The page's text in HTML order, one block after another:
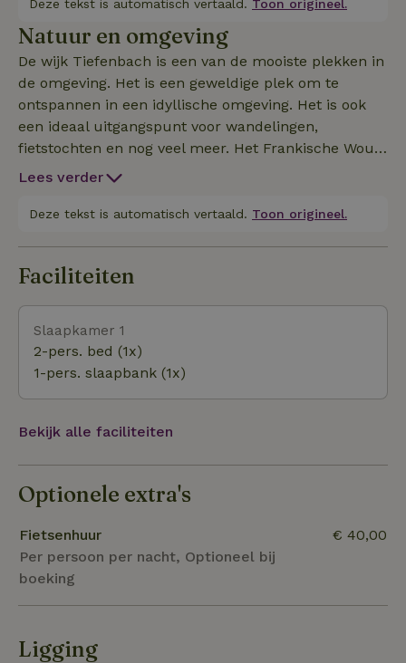
Deze tekst is automatisch vertaald. Toon origineel.
Natuur en omgeving
De wijk Tiefenbach is een van de mooiste plekken in
de omgeving. Het is een geweldige plek om te
ontspannen in een idyllische omgeving. Het is ook
een ideaal uitgangspunt voor wandelingen,
fietstochten en nog veel meer. Het Frankische Woud
heeft de charme en schoonheid om fietsers,
bossen, weiden en pure natuur.
Lees verder
Deze tekst is automatisch vertaald. Toon origineel.
Faciliteiten
Slaapkamer 1
2-pers. bed (1x)
1-pers. slaapbank (1x)
Bekijk alle faciliteiten
Optionele extra's
Fietsenhuur
Per persoon per nacht, Optioneel bij
boeking
€ 40,00
Ligging